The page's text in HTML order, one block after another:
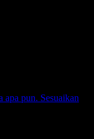
apa pun. Sesuaikan